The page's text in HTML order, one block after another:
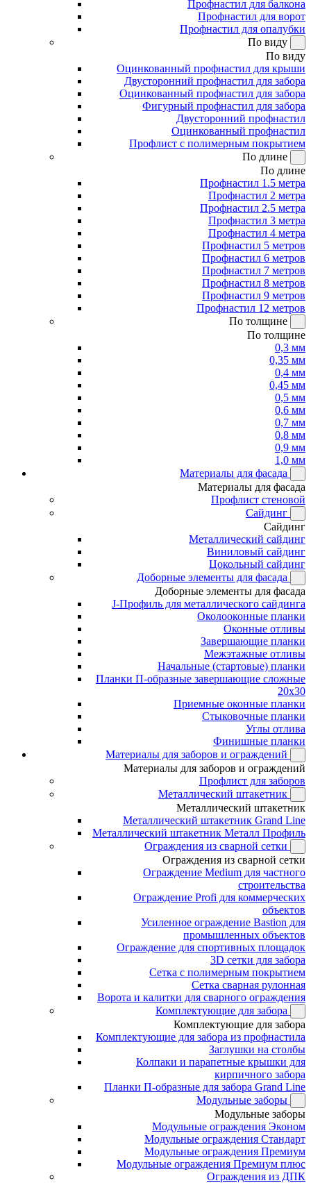
Профнастил для балкона
Профнастил для ворот
Профнастил для опалубки
По виду
По виду
Оцинкованный профнастил для крыши
Двусторонний профнастил для забора
Оцинкованный профнастил для забора
Фигурный профнастил для забора
Двусторонний профнастил
Оцинкованный профнастил
Профлист с полимерным покрытием
По длине
По длине
Профнастил 1.5 метра
Профнастил 2 метра
Профнастил 2.5 метра
Профнастил 3 метра
Профнастил 4 метра
Профнастил 5 метров
Профнастил 6 метров
Профнастил 7 метров
Профнастил 8 метров
Профнастил 9 метров
Профнастил 12 метров
По толщине
По толщине
0,3 мм
0,35 мм
0,4 мм
0,45 мм
0,5 мм
0,6 мм
0,7 мм
0,8 мм
0,9 мм
1,0 мм
Материалы для фасада
Материалы для фасада
Профлист стеновой
Сайдинг
Сайдинг
Металлический сайдинг
Виниловый сайдинг
Цокольный сайдинг
Доборные элементы для фасада
Доборные элементы для фасада
J-Профиль для металлического сайдинга
Околооконные планки
Оконные отливы
Завершающие планки
Межэтажные отливы
Начальные (стартовые) планки
Планки П-образные завершающие сложные
20x30
Приемные оконные планки
Стыковочные планки
Углы отлива
Финишные планки
Материалы для заборов и ограждений
Материалы для заборов и ограждений
Профлист для заборов
Металлический штакетник
Металлический штакетник
Металлический штакетник Grand Line
Металлический штакетник Металл Профиль
Ограждения из сварной сетки
Ограждения из сварной сетки
Ограждение Medium для частного
строительства
Ограждение Profi для коммерческих
объектов
Усиленное ограждение Bastion для
промышленных объектов
Ограждение для спортивных площадок
3D сетки для забора
Сетка с полимерным покрытием
Сетка сварная рулонная
Ворота и калитки для сварного ограждения
Комплектующие для забора
Комплектующие для забора
Комплектующие для забора из профнастила
Заглушки на столбы
Колпаки и парапетные крышки для
кирпичного забора
Планки П-образные для забора Grand Line
Модульные заборы
Модульные заборы
Модульные ограждения Эконом
Модульные ограждения Стандарт
Модульные ограждения Премиум
Модульные ограждения Премиум плюс
Ограждения из ДПК